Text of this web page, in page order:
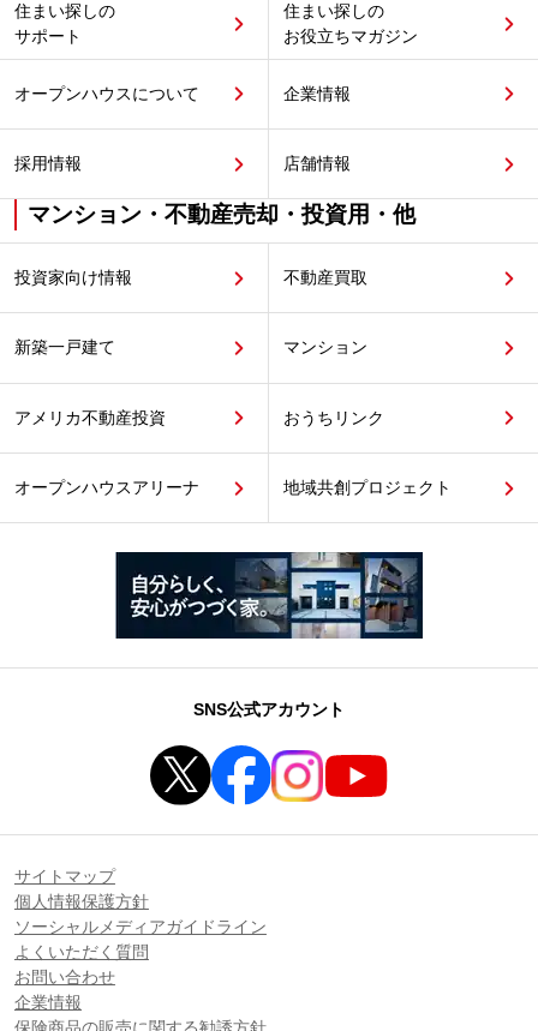
住まい探しの
サポート
住まい探しの
お役立ちマガジン
オープンハウスについて 企業情報
採用情報 店舗情報
マンション・不動産売却・投資用・他
投資家向け情報 不動産買取
新築一戸建て マンション
アメリカ不動産投資 おうちリンク
オープンハウスアリーナ 地域共創プロジェクト
SNS公式アカウント
サイトマップ
個人情報保護方針
ソーシャルメディアガイドライン
よくいただく質問
お問い合わせ
企業情報